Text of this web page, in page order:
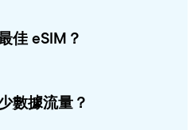
佳 eSIM？
數據流量？